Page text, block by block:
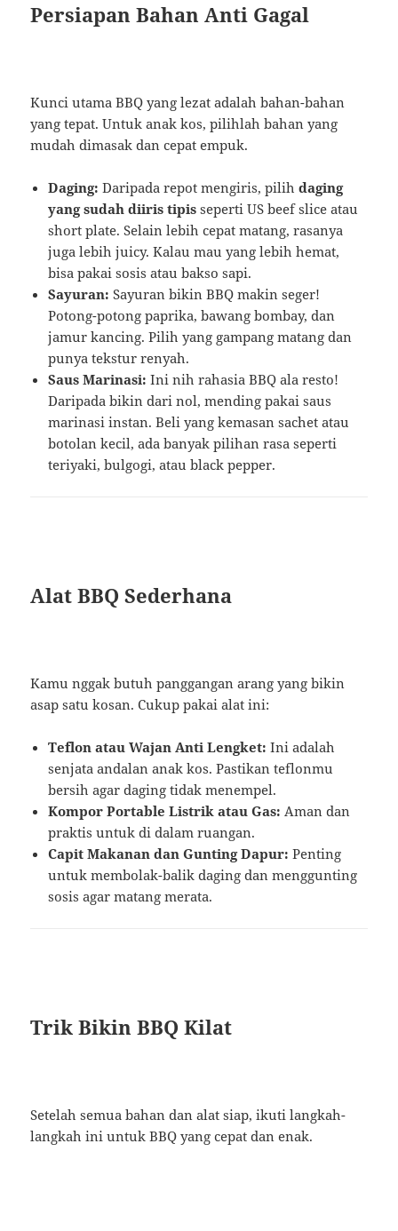
Persiapan Bahan Anti Gagal
Kunci utama BBQ yang lezat adalah bahan-bahan
yang tepat. Untuk anak kos, pilihlah bahan yang
mudah dimasak dan cepat empuk.
Daging: Daripada repot mengiris, pilihdaging
yang sudah diiris tipis seperti US beef slice atau
short plate. Selain lebih cepat matang, rasanya
juga lebih juicy. Kalau mau yang lebih hemat,
bisa pakai sosis atau bakso sapi.
Sayuran: Sayuran bikin BBQ makin seger!
Potong-potong paprika, bawang bombay, dan
jamur kancing. Pilih yang gampang matang dan
punya tekstur renyah.
Saus Marinasi: Ini nih rahasia BBQ ala resto!
Daripada bikin dari nol, mending pakai saus
marinasi instan. Beli yang kemasan sachet atau
botolan kecil, ada banyak pilihan rasa seperti
teriyaki, bulgogi, atau black pepper.
Alat BBQ Sederhana
Kamu nggak butuh panggangan arang yang bikin
asap satu kosan. Cukup pakai alat ini:
Teflon atau Wajan Anti Lengket: Ini adalah
senjata andalan anak kos. Pastikan teflonmu
bersih agar daging tidak menempel.
Kompor Portable Listrik atau Gas: Aman dan
praktis untuk di dalam ruangan.
Capit Makanan dan Gunting Dapur: Penting
untuk membolak-balik daging dan menggunting
sosis agar matang merata.
Trik Bikin BBQ Kilat
Setelah semua bahan dan alat siap, ikuti langkah-
langkah ini untuk BBQ yang cepat dan enak.